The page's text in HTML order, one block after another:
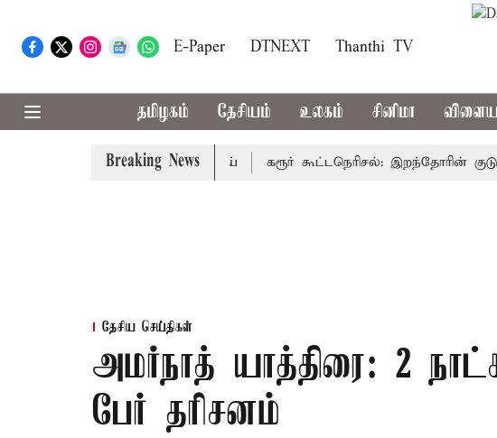
E-Paper DTNEXT Thanthi TV
தமிழகம் தேசியம் உலகம் சினிமா
Breaking News
முதல்-அமைச்சர் விஜய் கரூர் கூட்டநெரிசல்: இறந்தோரின்
தேசிய செய்திகள்
அமர்நாத் யாத்திரை: 2
பேர் தரிசனம்